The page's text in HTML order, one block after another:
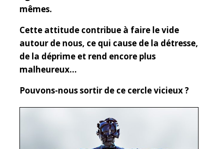
mêmes.
Cette attitude contribue à faire le vide
autour de nous, ce qui cause de la détresse,
de la déprime et rend encore plus
malheureux…
Pouvons-nous sortir de ce cercle vicieux ?